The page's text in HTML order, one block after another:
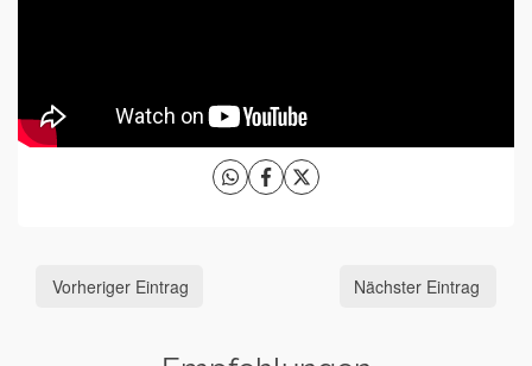
Vorheriger Eintrag Nächster Eintrag